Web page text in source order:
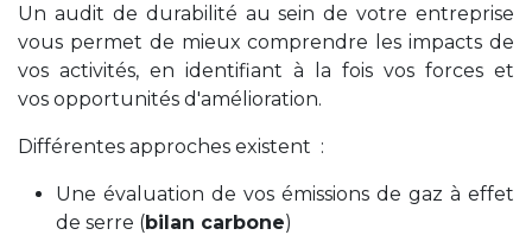
Un audit de durabilité au sein de votre entreprise
vous permet de mieux comprendre les impacts de
vos activités, en identifiant à la fois vos forces et
vos opportunités d'amélioration.
Différentes approches existent :
Une évaluation de vos émissions de gaz à effet
de serre (bilan carbone)